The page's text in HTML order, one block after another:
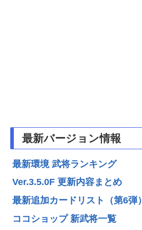
最新バージョン情報
最新環境 武将ランキング
Ver.3.5.0F 更新内容まとめ
最新追加カードリスト（第6弾）
ココショップ 新武将一覧